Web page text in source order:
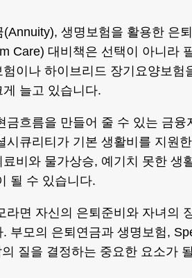
생명보험을 활용한 은
Care) 대비책은 선택이 아니라
이나 하이브리드 장기요양보험
늘고 있습니다.
금흐름을 만들어 줄 수 있는 금융
시큐리티가 기본 생활비를 지원
비와 물가상승, 예기치 못한 생
될 수 있습니다.
라면 자신의 은퇴준비와 자녀의
부모의 은퇴연금과 생명보험,
질을 결정하는 중요한 요소가